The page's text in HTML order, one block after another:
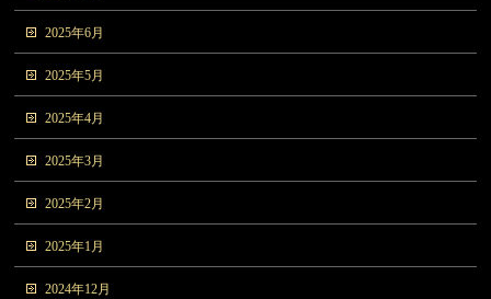
2025年6月
2025年5月
2025年4月
2025年3月
2025年2月
2025年1月
2024年12月